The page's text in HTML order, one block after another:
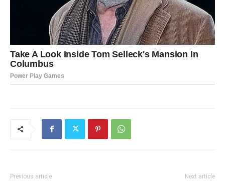
Previous article Next article